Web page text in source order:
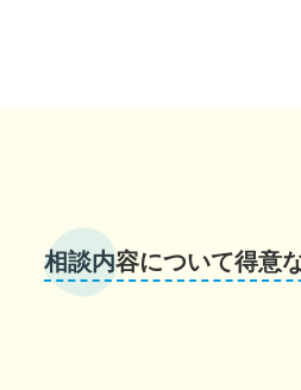
相談内容について得意